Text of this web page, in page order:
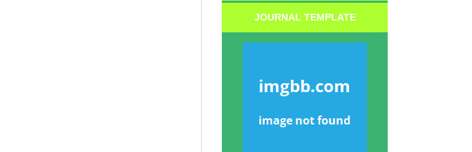
JOURNAL TEMPLATE